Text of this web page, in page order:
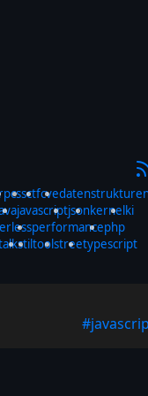
cssctfcve
javascriptjsonkernelki
performancephp
tiltoolstreetypescript